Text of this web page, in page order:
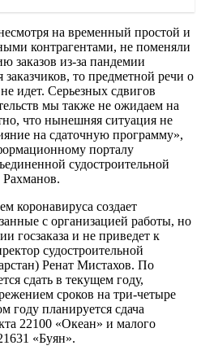
на временный простой и
контрагентами, не поменяли
заказов из-за пандемии
заказчиков, то предметной речи о
идет. Серьезных сдвигов
мы также не ожидаем на
что нынешняя ситуация не
на сдаточную программу»,
порталу
судостроительной
коронавируса создает
с организацией работы, но
госзаказа и не приведет к
судостроительной
Ренат Мистахов. По
сдать в текущем году,
сроков на три-четыре
году планируется сдача
22100 «Океан» и малого
«Буян».